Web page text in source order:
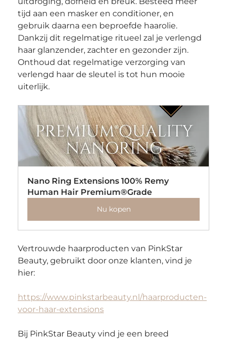
tijd aan een masker en conditioner, en
gebruik daarna een beproefde haarolie.
Dankzij dit regelmatige ritueel zal je verlengd
haar glanzender, zachter en gezonder zijn.
Onthoud dat regelmatige verzorging van
verlengd haar de sleutel is tot hun mooie
uiterlijk.
Nano Ring Extensions 100% Remy
Human Hair Premium®Grade
Nu kopen
Vertrouwde haarproducten van PinkStar
Beauty, gebruikt door onze klanten, vind je
hier:
https://www.pinkstarbeauty.nl/haarproducten-
voor-haar-extensions
Bij PinkStar Beauty vind je een breed